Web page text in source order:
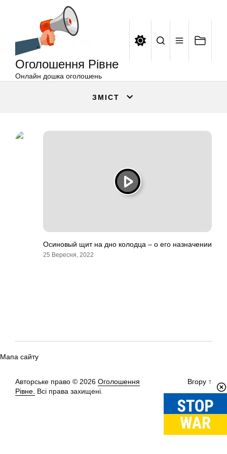
Оголошення Рівне
Онлайн дошка оголошень
ЗМІСТ
Осиновый щит на дно колодца – о его назначении
25 Вересня, 2022
Мапа сайту
Авторське право © 2026 Оголошення
Рівне. Всі права захищені.
Вгору ↑